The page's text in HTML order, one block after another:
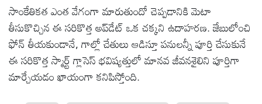
సాంకేతికత ఎంత వేగంగా మారుతుందో చెప్పడానికి మెటా
తీసుకొచ్చిన ఈ సరికొత్త అప్‌డేట్ ఒక చక్కని ఉదాహరణ. జేబులోంచి
ఫోన్ తీయకుండానే, గాల్లో చేతులు ఆడిస్తూ పనులన్నీ పూర్తి చేసుకునే
ఈ సరికొత్త స్మార్ట్ గ్లాసెస్ భవిష్యత్తులో మానవ జీవనశైలిని పూర్తిగా
మార్చేయడం ఖాయంగా కనిపిస్తోంది.